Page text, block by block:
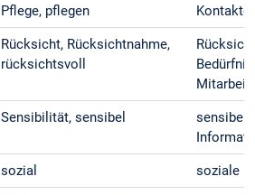
Pflege, pflegen Kontakte
Rücksicht, Rücksichtnahme,
rücksichtsvoll
Sensibilität, sensibel
sensibel
sozial soziale